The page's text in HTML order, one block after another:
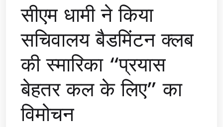
सीएम धामी ने किया
सचिवालय बैडमिंटन क्लब
की स्मारिका “प्रयास
बेहतर कल के लिए” का
विमोचन